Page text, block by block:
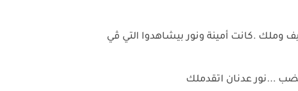
.كانت أمينة ونور بيشاهدوا التي ڤي
...نور عدنان اتقدملك